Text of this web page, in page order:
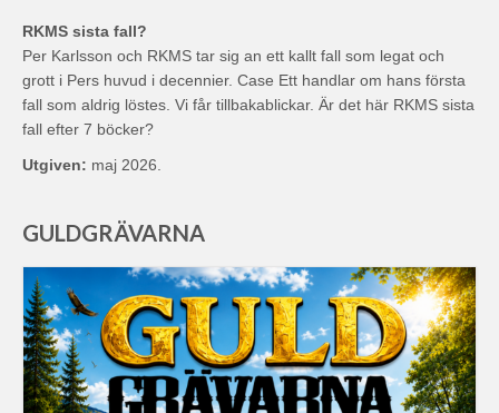
RKMS sista fall?
Per Karlsson och RKMS tar sig an ett kallt fall som legat och
grott i Pers huvud i decennier. Case Ett handlar om hans första
fall som aldrig löstes. Vi får tillbakablickar. Är det här RKMS sista
fall efter 7 böcker?
Utgiven: maj 2026.
GULDGRÄVARNA